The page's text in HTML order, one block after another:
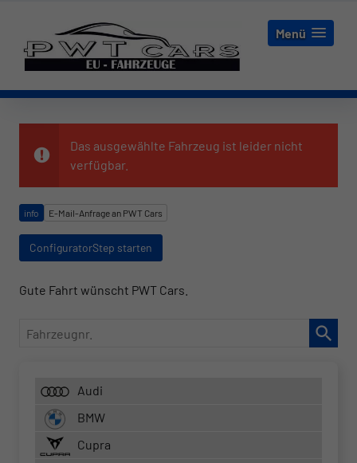
Menü
Das ausgewählte Fahrzeug ist leider nicht
verfügbar.
info E-Mail-Anfrage an PWT Cars
ConfiguratorStep starten
Gute Fahrt wünscht PWT Cars.
Fahrzeugnr.
Audi
BMW
Cupra